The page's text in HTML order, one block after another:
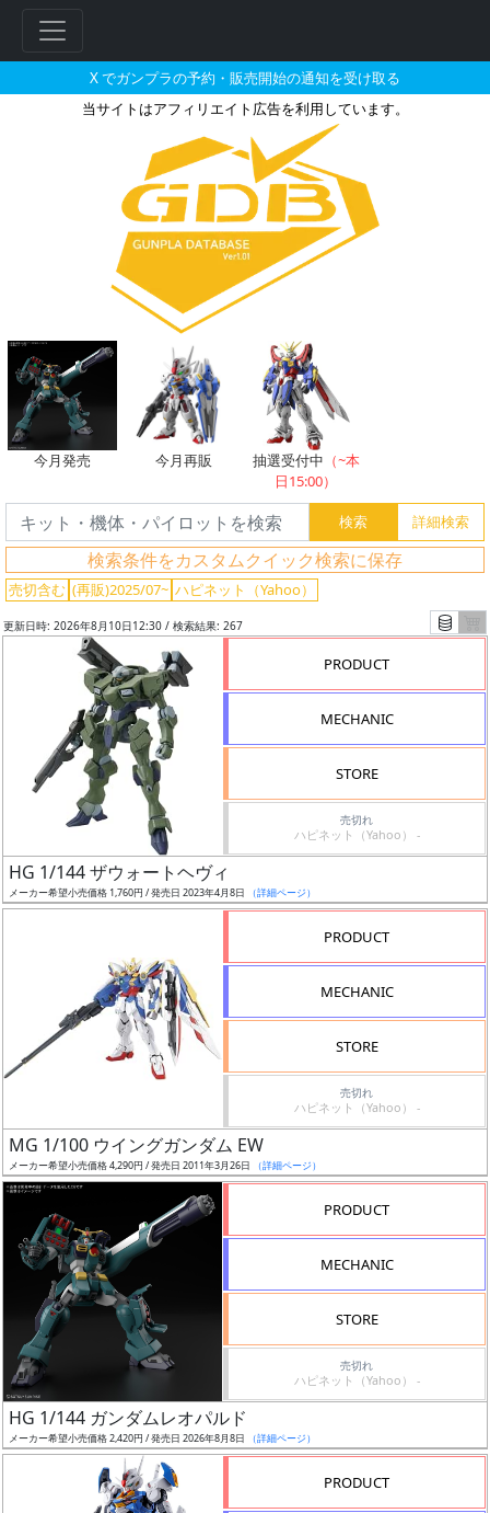
X でガンプラの予約・販売開始の通知を受け取る
当サイトはアフィリエイト広告を利用しています。
ハピネット（Yahoo）で2025年
今月発売 今月再販 抽選受付中 （~本
日15:00）
検索条件をカスタムクイック検索に保存
売切含む (再販)2025/07~ ハピネット（Yahoo）
リ
ー
グ
レ
ー
ル
更新日時: 2026年8月10日12:30 / 検索結果: 267
PRODUCT
MECHANIC
STORE
売切れ
ハピネット（Yahoo） -
HG 1/144 ザウォートヘヴィ
メーカー希望小売価格 1,760円 / 発売日 2023年4月8日 （詳細ページ）
PRODUCT
MECHANIC
STORE
売切れ
ハピネット（Yahoo） -
MG 1/100 ウイングガンダム EW
メーカー希望小売価格 4,290円 / 発売日 2011年3月26日 （詳細ページ）
PRODUCT
MECHANIC
STORE
売切れ
ハピネット（Yahoo） -
HG 1/144 ガンダムレオパルド
メーカー希望小売価格 2,420円 / 発売日 2026年8月8日 （詳細ページ）
PRODUCT